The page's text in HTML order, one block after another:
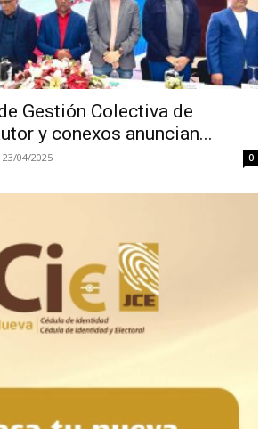
Gestión Colectiva de
y conexos anuncian...
23/04/2025 0